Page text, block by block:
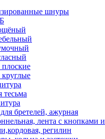
шнуры
бретелей, ажурная
лента с кнопками и
регилин